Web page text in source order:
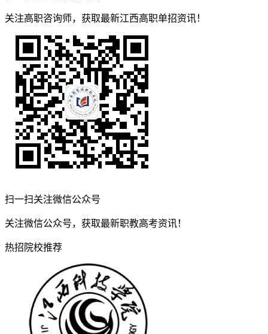
关注高职咨询师，获取最新江西高职单招资讯！
扫一扫关注微信公众号
关注微信公众号，获取最新职教高考资讯！
热招院校推荐